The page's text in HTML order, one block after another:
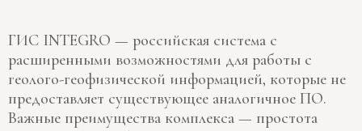
ГИС INTEGRO — российская система с
расширенными возможностями для работы с
геолого-геофизической информацией, которые не
предоставляет существующее аналогичное ПО.
Важные преимущества комплекса — простота